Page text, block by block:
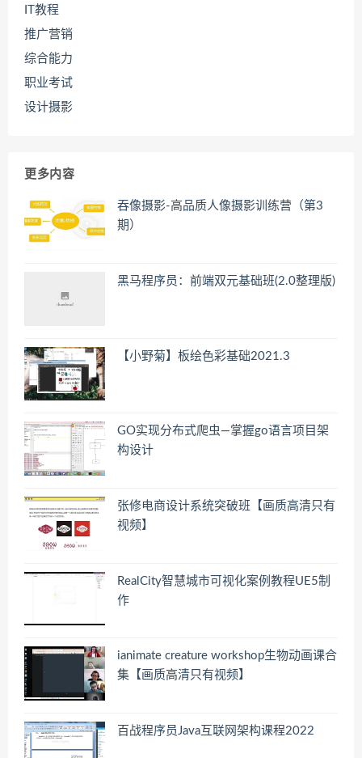
IT教程
推广营销
综合能力
职业考试
设计摄影
更多内容
吞像摄影-高品质人像摄影训练营（第3
期）
黑马程序员：前端双元基础班(2.0整理版)
【小野菊】板绘色彩基础2021.3
GO实现分布式爬虫—掌握go语言项目架
构设计
张修电商设计系统突破班【画质高清只有
视频】
RealCity智慧城市可视化案例教程UE5制
作
ianimate creature workshop生物动画课合
集【画质高清只有视频】
百战程序员Java互联网架构课程2022